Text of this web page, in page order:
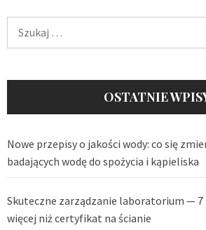
OSTATNIE
Nowe przepisy o jakości wody: co się
badających wodę do spożycia i kąpieliska
Skuteczne zarządzanie laboratorium — 7
więcej niż certyfikat na ścianie